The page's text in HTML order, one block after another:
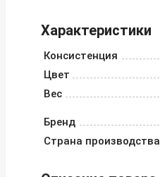
Характеристики
Консистенция
Цвет
Вес
Бренд
Страна производства